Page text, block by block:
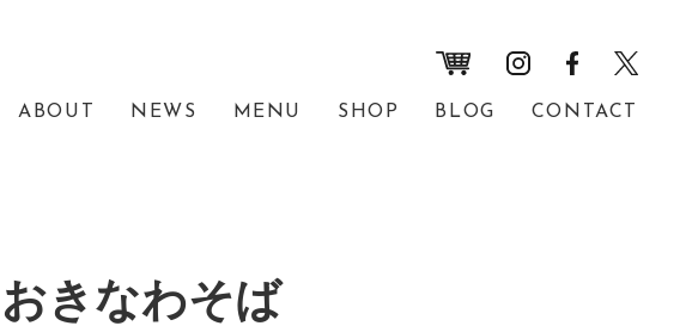
ABOUT NEWS MENU SHOP BLOG CONTACT
おきなわそば